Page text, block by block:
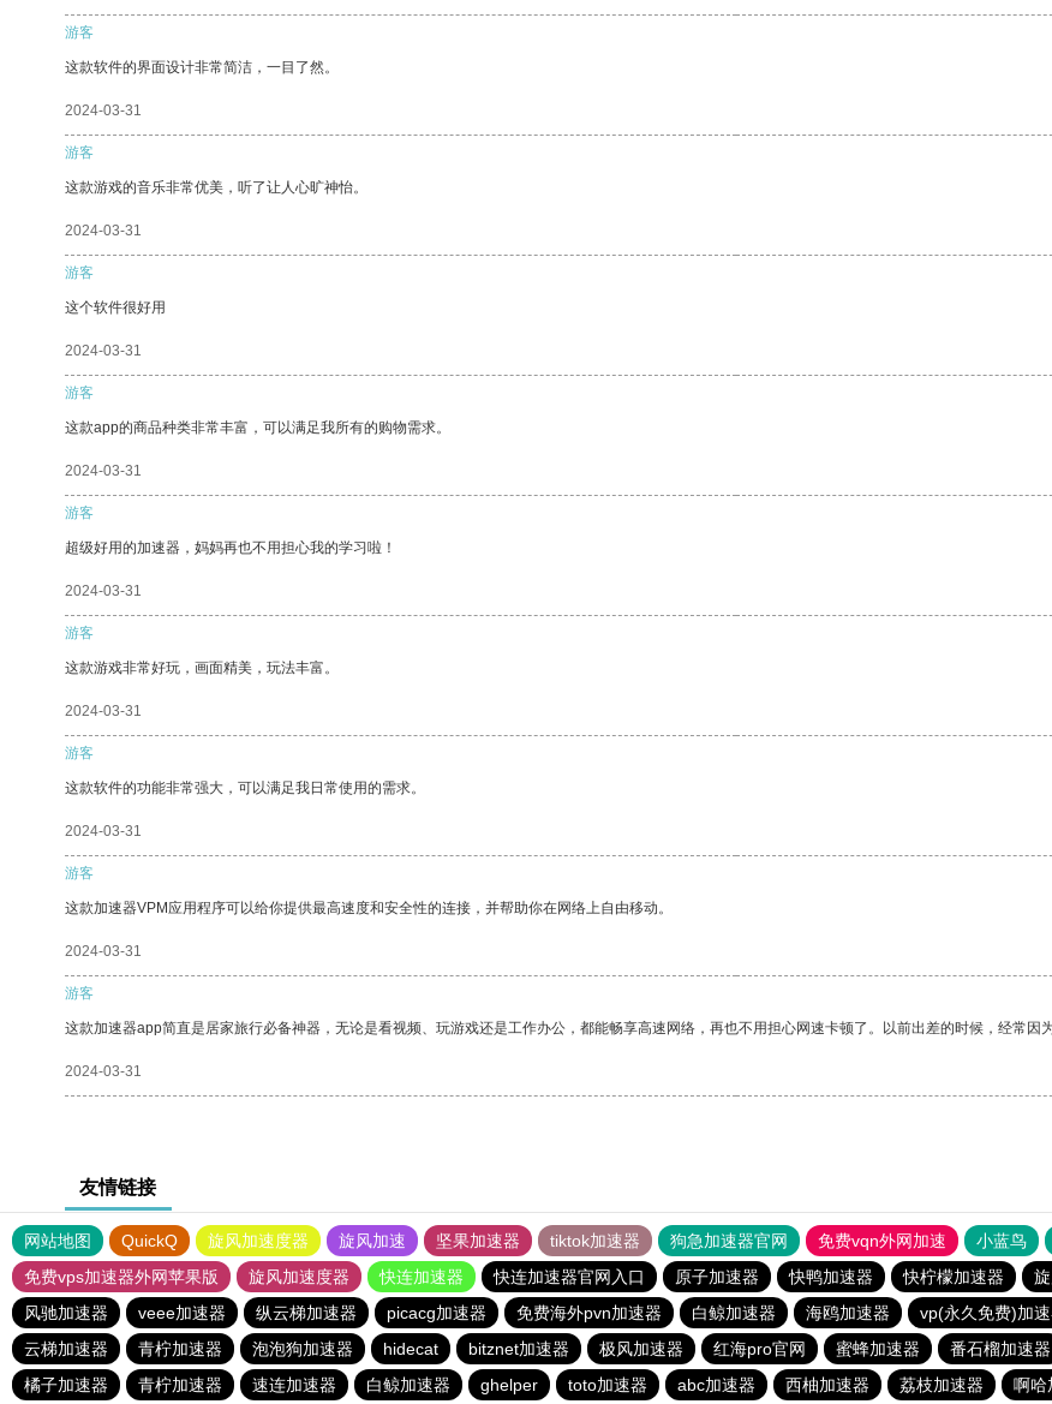
游客
这款软件的界面设计非常简洁，一目了然。
2024-03-31
游客
这款游戏的音乐非常优美，听了让人心旷神怡。
2024-03-31
游客
这个软件很好用
2024-03-31
游客
这款app的商品种类非常丰富，可以满足我所有的购物需求。
2024-03-31
游客
超级好用的加速器，妈妈再也不用担心我的学习啦！
2024-03-31
游客
这款游戏非常好玩，画面精美，玩法丰富。
2024-03-31
游客
这款软件的功能非常强大，可以满足我日常使用的需求。
2024-03-31
游客
这款加速器VPM应用程序可以给你提供最高速度和安全性的连接，并帮助你在网络上自由移动。
2024-03-31
游客
这款加速器app简直是居家旅行必备神器，无论是看视频、玩游戏还是工作办公，都能畅享高速网络，再也不用担心网速卡顿了。以前出差的时候，经常因
2024-03-31
友情链接
网站地图 QuickQ 旋风加速度器 旋风加速 坚果加速器 tiktok加速器 狗急加速器官网 免费vqn外网加速 小蓝鸟
免费vps加速器外网苹果版
旋风加速度器 快连加速器 快连加速器官网入口 原子加速器 快鸭加速器 快柠檬加速器
风驰加速器
veee加速器 纵云梯加速器 picacg加速器 免费海外pvn加速器 白鲸加速器 海鸥加速器 vp(永久免费)加
云梯加速器
青柠加速器 泡泡狗加速器 hidecat bitznet加速器 极风加速器 红海pro官网 蜜蜂加速器 番石榴加速器
橘子加速器
青柠加速器 速连加速器 白鲸加速器 ghelper toto加速器 abc加速器 西柚加速器 荔枝加速器 啊哈